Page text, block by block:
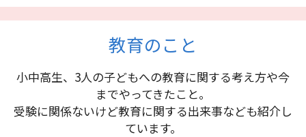
ッ
教育のこと
小中高生、3人の子どもへの教育に関する考え方や今
までやってきたこと。
受験に関係ないけど教育に関する出来事なども紹介し
ています。